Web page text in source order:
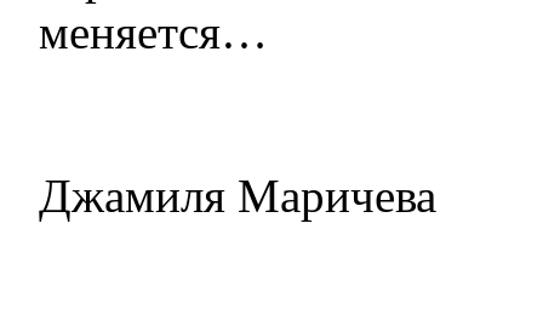
меняется…
Джамиля Маричева